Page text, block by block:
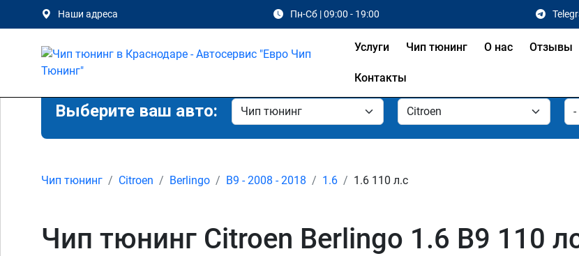
Наши адреса Пн-Сб | 09:00 - 19:00
Услуги Чип тюнинг О нас Отзывы
Контакты
Выберите ваш авто:
Чип тюнинг Citroen Berlingo B9 - 2008 - 2018 1.6 1.6 110 л.с
Чип тюнинг Citroen Berlingo 1.6 B9 110